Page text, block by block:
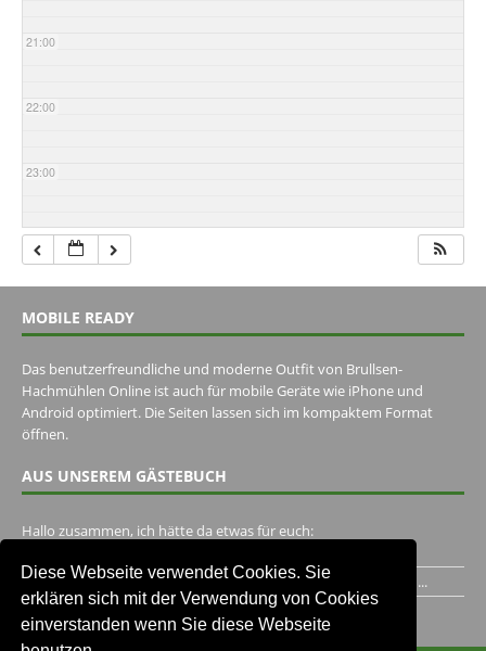
Diese Webseite verwendet Cookies. Sie
erklären sich mit der Verwendung von Cookies
einverstanden wenn Sie diese Webseite
21:00
22:00
23:00
MOBILE READY
Das benutzerfreundliche und moderne Outfit von Brullsen-
Hachmühlen Online ist auch für mobile Geräte wie iPhone und
Android optimiert. Die Seiten lassen sich im kompaktem Format
öffnen.
AUS UNSEREM GÄSTEBUCH
Hallo zusammen, ich hätte da etwas für euch:
Ich habe ein Jahr im Gasthaus Hugo Pape verbracht..Habe ihn...
Unser Gästebuch besuchen